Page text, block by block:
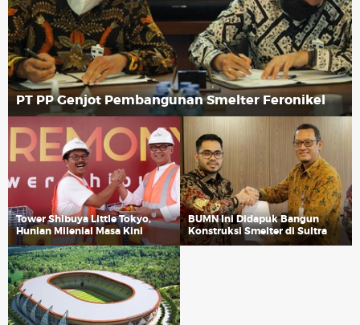
PT PP Genjot Pembangunan Smelter Feronikel
Tower Shibuya Little Tokyo,
Hunian Milenial Masa Kini
BUMN Ini Didapuk Bangun
Konstruksi Smelter di Sultra